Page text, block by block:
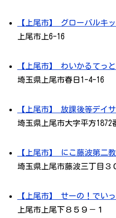
【上尾市】 グローバルキ
上尾市上6-16
【上尾市】 わいかるてっ
埼玉県上尾市春日1-4-16
【上尾市】 放課後等デイ
埼玉県上尾市大字平方1872
【上尾市】 にこ藤波第二
埼玉県上尾市藤波三丁目３
【上尾市】 せーの！でい
上尾市上尾下８５９－１